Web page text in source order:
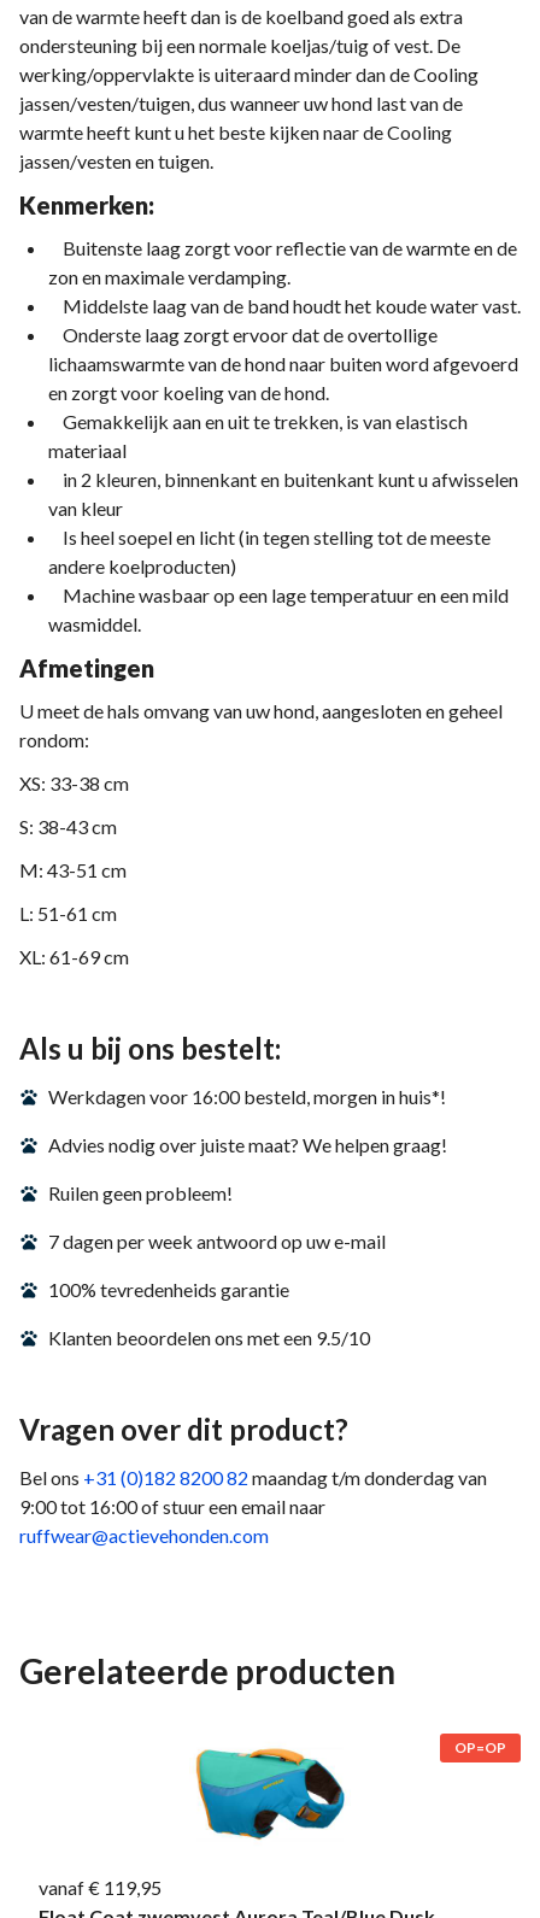
van de warmte heeft dan is de koelband goed als extra
ondersteuning bij een normale koeljas/tuig of vest. De
werking/oppervlakte is uiteraard minder dan de Cooling
jassen/vesten/tuigen, dus wanneer uw hond last van de
warmte heeft kunt u het beste kijken naar de Cooling
jassen/vesten en tuigen.
Kenmerken:
Buitenste laag zorgt voor reflectie van de warmte en de
zon en maximale verdamping.
Middelste laag van de band houdt het koude water vast.
Onderste laag zorgt ervoor dat de overtollige
lichaamswarmte van de hond naar buiten word afgevoerd
en zorgt voor koeling van de hond.
Gemakkelijk aan en uit te trekken, is van elastisch
materiaal
in 2 kleuren, binnenkant en buitenkant kunt u afwisselen
van kleur
Is heel soepel en licht (in tegen stelling tot de meeste
andere koelproducten)
Machine wasbaar op een lage temperatuur en een mild
wasmiddel.
Afmetingen
U meet de hals omvang van uw hond, aangesloten en geheel
rondom:
XS: 33-38 cm
S: 38-43 cm
M: 43-51 cm
L: 51-61 cm
XL: 61-69 cm
Als u bij ons bestelt:
Werkdagen voor 16:00 besteld, morgen in huis*!
Advies nodig over juiste maat? We helpen graag!
Ruilen geen probleem!
7 dagen per week antwoord op uw e-mail
100% tevredenheids garantie
Klanten beoordelen ons met een 9.5/10
Vragen over dit product?
Bel ons +31 (0)182 8200 82 maandag t/m donderdag van
9:00 tot 16:00 of stuur een email naar
ruffwear@actievehonden.com
Gerelateerde producten
OP=OP
vanaf € 119,95